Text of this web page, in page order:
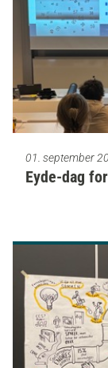
01. september
Eyde-dag